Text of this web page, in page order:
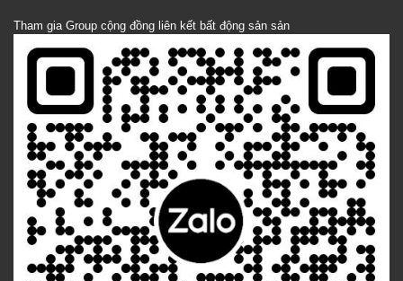
Tham gia Group cộng đồng liên kết bất động sản sản